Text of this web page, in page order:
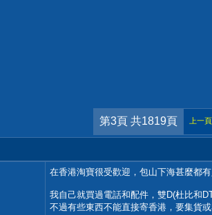
第3頁 共1819頁 上一頁
在香港淘寶很受歡迎，包山下海甚麼都
我自己就買過電話和配件，雙D(杜比和
不過有些東西不能直接寄香港，要集貨